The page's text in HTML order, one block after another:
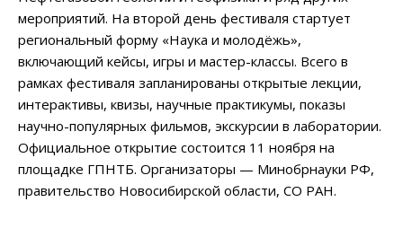
мероприятий. На второй день фестиваля стартует
региональный форму «Наука и молодёжь»,
включающий кейсы, игры и мастер-классы. Всего в
рамках фестиваля запланированы открытые лекции,
интерактивы, квизы, научные практикумы, показы
научно-популярных фильмов, экскурсии в лаборатории.
Официальное открытие состоится 11 ноября на
площадке ГПНТБ. Организаторы — Минобрнауки РФ,
правительство Новосибирской области, СО РАН.